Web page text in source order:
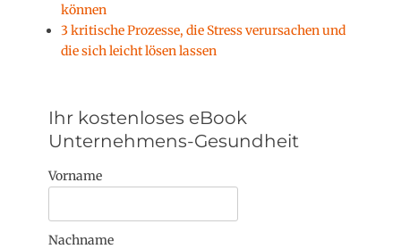
können
3 kritische Prozesse, die Stress verursachen und
die sich leicht lösen lassen
Ihr kostenloses eBook
Unternehmens-Gesundheit
Vorname
Nachname